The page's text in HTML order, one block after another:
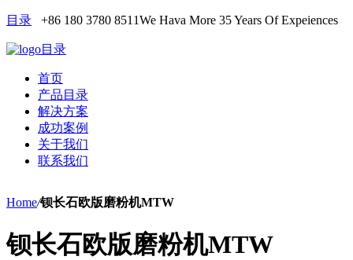
目录 +86 180 3780 8511We Hava More 35 Years Of Expeiences
目录
首页
产品目录
解决方案
成功案例
关于我们
联系我们
Home/钡长石欧版磨粉机MTW
钡长石欧版磨粉机MTW